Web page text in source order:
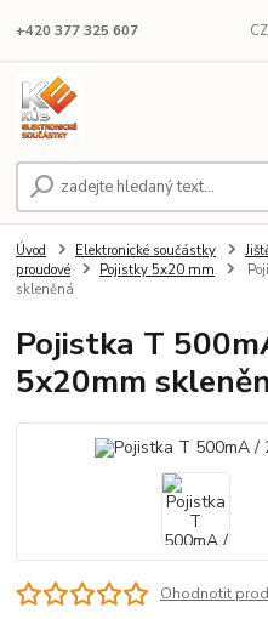
+420 377 325 607
Úvod Elektronické součástky
proudové
Pojistky 5x20 mm
skleněná
Pojistka T
5x20mm
Ohodnotit